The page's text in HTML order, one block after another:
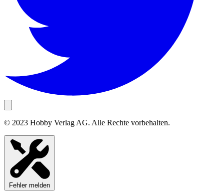
© 2023 Hobby Verlag AG. Alle Rechte vorbehalten.
Fehler melden